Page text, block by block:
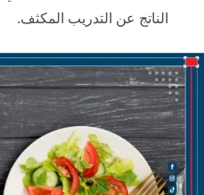
الناتج عن التدريب المكثف.